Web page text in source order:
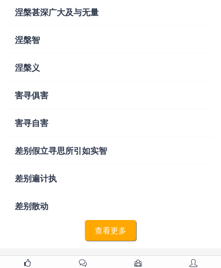
涅槃甚深广大及与无量
涅槃智
涅槃义
害寻俱害
害寻自害
差别假立寻思所引如实智
差别遍计执
差别散动
查看更多